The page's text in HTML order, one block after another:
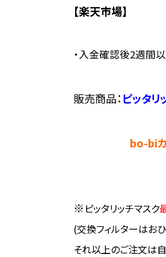
【楽天市場】
・入金確認後2週間
販売商品：ピッタリ
bo-biカロ
※ ピッタリッチマスク
(交換フィルターはお
それ以上のご注文は